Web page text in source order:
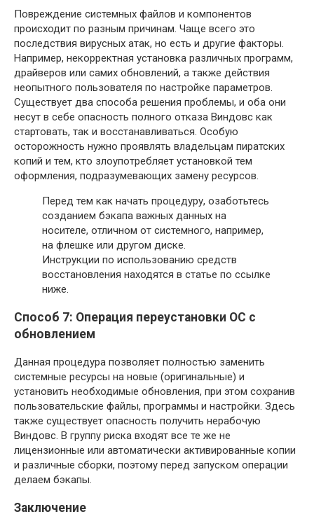
Повреждение системных файлов и компонентов
происходит по разным причинам. Чаще всего это
последствия вирусных атак, но есть и другие факторы.
Например, некорректная установка различных программ,
драйверов или самих обновлений, а также действия
неопытного пользователя по настройке параметров.
Существует два способа решения проблемы, и оба они
несут в себе опасность полного отказа Виндовс как
стартовать, так и восстанавливаться. Особую
осторожность нужно проявлять владельцам пиратских
копий и тем, кто злоупотребляет установкой тем
оформления, подразумевающих замену ресурсов.
Перед тем как начать процедуру, озаботьтесь
созданием бэкапа важных данных на
носителе, отличном от системного, например,
на флешке или другом диске.
Инструкции по использованию средств
восстановления находятся в статье по ссылке
ниже.
Способ 7: Операция переустановки ОС с
обновлением
Данная процедура позволяет полностью заменить
системные ресурсы на новые (оригинальные) и
установить необходимые обновления, при этом сохранив
пользовательские файлы, программы и настройки. Здесь
также существует опасность получить нерабочую
Виндовс. В группу риска входят все те же не
лицензионные или автоматически активированные копии
и различные сборки, поэтому перед запуском операции
делаем бэкапы.
Заключение